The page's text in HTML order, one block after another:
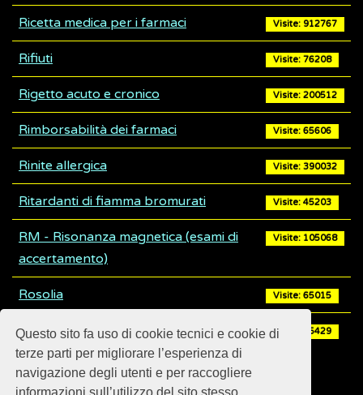
Questo sito fa uso di cookie tecnici e cookie di
terze parti per migliorare l’esperienza di
navigazione degli utenti e per raccogliere
informazioni sull’utilizzo del sito stesso.
Ricetta medica per i farmaci Visite: 912767
Rifiuti Visite: 76208
Rigetto acuto e cronico Visite: 200512
Rimborsabilità dei farmaci Visite: 65606
Rinite allergica Visite: 390032
Ritardanti di fiamma bromurati Visite: 45203
RM - Risonanza magnetica (esami di
accertamento)
Visite: 105068
Rosolia Visite: 65015
Rotavirus Visite: 45429